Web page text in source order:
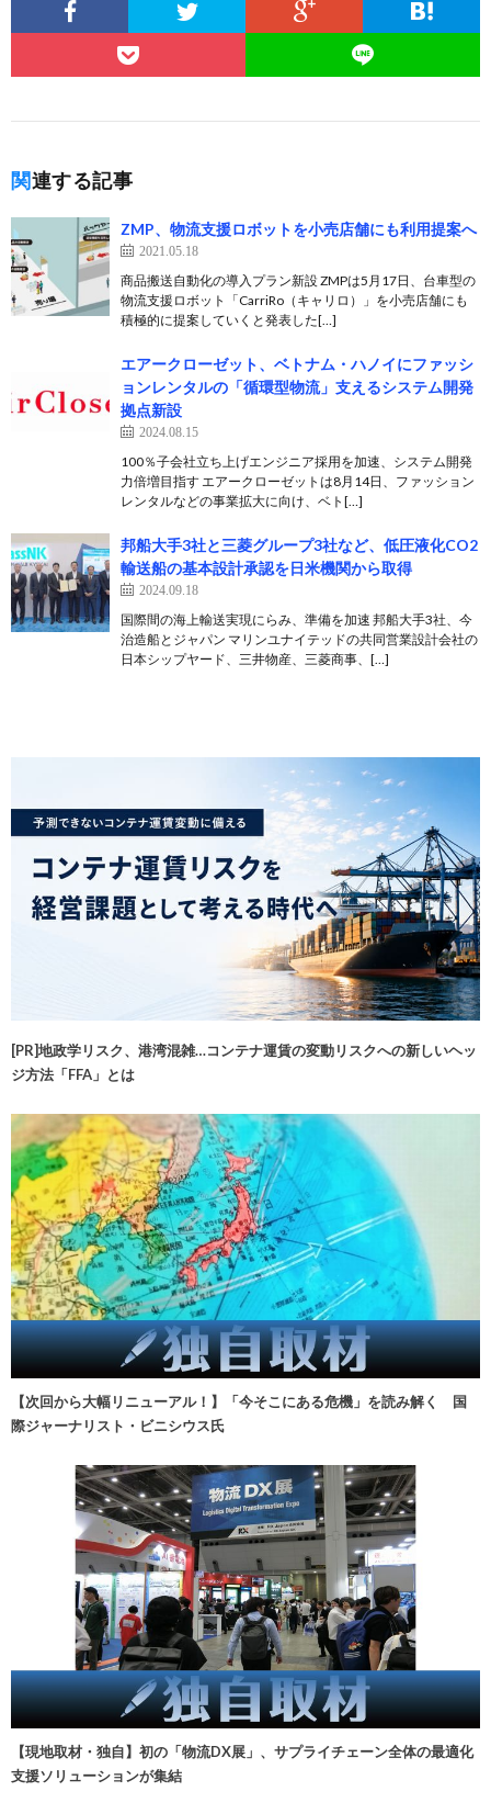
関連する記事
ZMP、物流支援ロボットを小売店舗にも利用提案へ
2021.05.18
商品搬送自動化の導入プラン新設 ZMPは5月17日、台車型の
物流支援ロボット「CarriRo（キャリロ）」を小売店舗にも
積極的に提案していくと発表した[…]
エアークローゼット、ベトナム・ハノイにファッシ
ョンレンタルの「循環型物流」支えるシステム開発
拠点新設
2024.08.15
100％子会社立ち上げエンジニア採用を加速、システム開発
力倍増目指す ​エアークローゼットは8月14日、ファッション
レンタルなどの事業拡大に向け、ベト[…]
邦船大手3社と三菱グループ3社など、低圧液化CO2
輸送船の基本設計承認を日米機関から取得
2024.09.18
国際間の海上輸送実現にらみ、準備を加速 邦船大手3社、今
治造船とジャパン マリンユナイテッドの共同営業設計会社の
日本シップヤード、三井物産、三菱商事、[…]
[PR]地政学リスク、港湾混雑…コンテナ運賃の変動リスクへの新しいヘッ
ジ方法「FFA」とは
【次回から大幅リニューアル！】「今そこにある危機」を読み解く 国
際ジャーナリスト・ビニシウス氏
【現地取材・独自】初の「物流DX展」、サプライチェーン全体の最適化
支援ソリューションが集結